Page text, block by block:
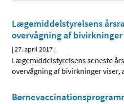
Lægemiddelstyrelsens
overvågning af bivirkninger
|27. april 2017 |
Lægemiddelstyrelsens seneste
overvågning af bivirkninger viser,